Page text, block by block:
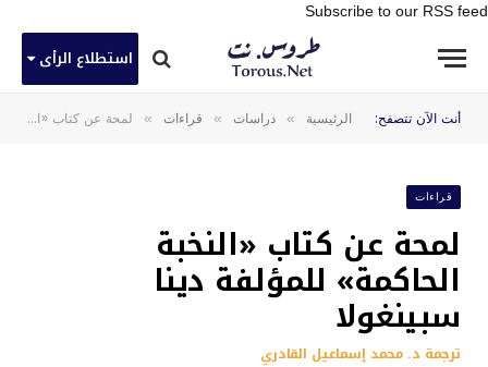
Subscribe to our RSS feed
استطلاع الرأى
أنت الآن تتصفح: الرئيسية » دراسات » قراءات » لمحة عن كتاب «النخبة الحاكمة» للمؤلفة دينا سبينغولا
قراءات
لمحة عن كتاب «النخبة
الحاكمة» للمؤلفة دينا
سبينغولا
ترجمة د. محمد إسماعيل القادري